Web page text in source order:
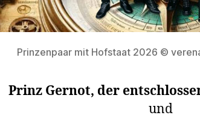
Prinzenpaar mit Hofstaat 2026 ©
Prinz Gernot, der
und